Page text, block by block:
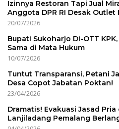
Izinnya Restoran Tapi Jual
Anggota DPR RI Desak
20/07/2026
Bupati Sukoharjo Di-OTT
Sama di Mata Hukum
10/07/2026
Tuntut Transparansi, Petani
Desa Copot Jabatan Poktan!
23/04/2026
Dramatis! Evakuasi Jasad
Lanjiladang Pemalang